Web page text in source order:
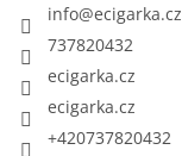
info@ecigarka.cz
737820432
ecigarka.cz
ecigarka.cz
+420737820432